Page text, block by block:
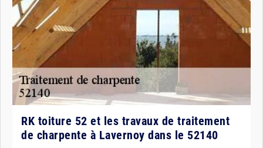
RK toiture 52 et les travaux de traitement
de charpente à Lavernoy dans le 52140